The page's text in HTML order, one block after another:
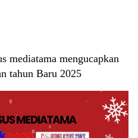
mediatama mengucapkan
tahun Baru 2025